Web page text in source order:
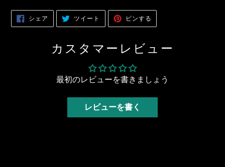
シェア FACEBOOK
シ
す
る
ツイート TWITTER
投
る
ピンする
ピ
る
カスタマーレビュー
最初のレビューを書きましょう
レビューを書く